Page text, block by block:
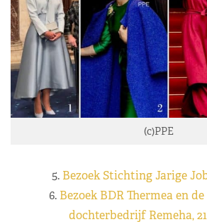
(c)PPE
5. Bezoek Stichting Jarige
6. Bezoek BDR Thermea en
dochterbedrijf Remeha,